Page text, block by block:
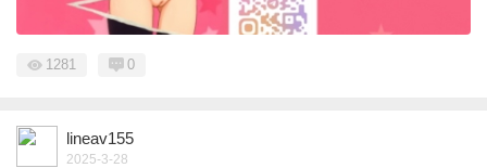
1281 0
lineav155
2025-3-28